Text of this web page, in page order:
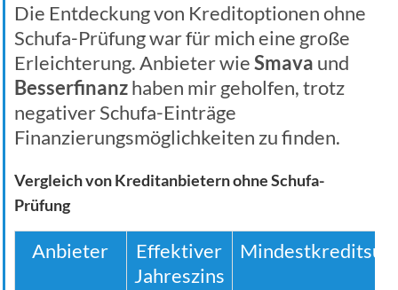
Die Entdeckung von Kreditoptionen ohne
Schufa-Prüfung war für mich eine große
Erleichterung. Anbieter wieSmava und
Besserfinanzhaben mir geholfen, trotz
negativer Schufa-Einträge
Finanzierungsmöglichkeiten zu finden.
Vergleich von Kreditanbietern ohne Schufa-
Prüfung
Anbieter
Effektiver
Jahreszins